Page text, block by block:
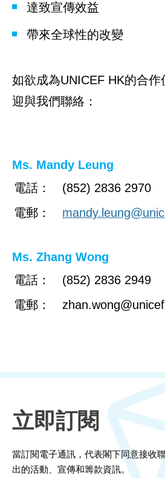
達致宣傳效益
帶來全球性的改變
如欲成為UNICEF HK的合
迎與我們聯絡：
Ms. Mandy Leung
電話：
(852) 2836 2970
電郵：
Ms. Zhang Wong
電話：
(852) 2836 2949
電郵：
立即訂閱
當訂閱電子通訊，代表閣下同意接收
出的活動、宣傳和籌款資訊。